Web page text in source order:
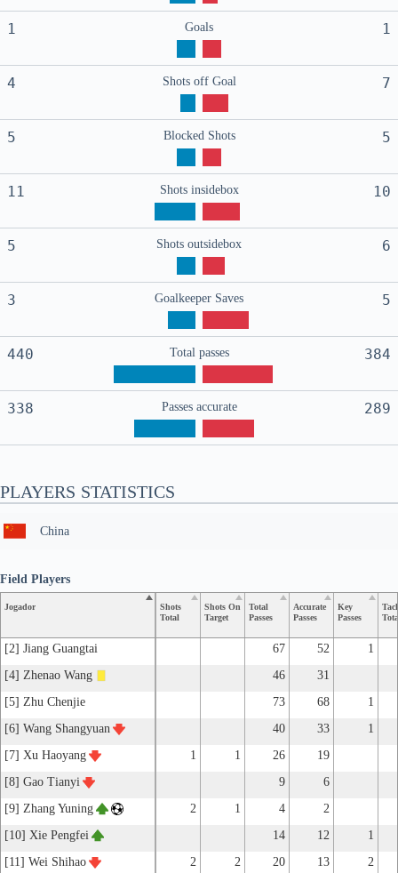
1 Goals 1
4 Shots off Goal 7
5 Blocked Shots 5
11 Shots insidebox 10
5 Shots outsidebox 6
3 Goalkeeper Saves 5
440 Total passes 384
338 Passes accurate 289
PLAYERS STATISTICS
China
Jogador
Shots
Total
Shots On
Target
Total
Passes
Accurate
Passes
Key
Passes
[2] Jiang Guangtai 67 52
1
[4] Zhenao Wang
46
31
[5] Zhu Chenjie
73 68
1
[6] Wang Shangyuan
40 33
1
[7] Xu Haoyang
1 1 26
19
[8] Gao Tianyi
9
6
[9] Zhang Yuning
2 1 4
2
[10] Xie Pengfei
14 12
1
[11] Wei Shihao
2 2 20 13 2
Field Players